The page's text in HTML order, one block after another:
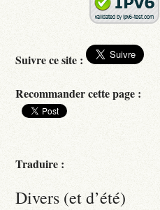
Suivre ce site :
Recommander cette page :
Traduire :
Divers (et d’été)